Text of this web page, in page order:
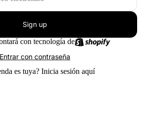
Sign up
con tecnología de
Entrar con contraseña
es tuya? Inicia sesión aquí